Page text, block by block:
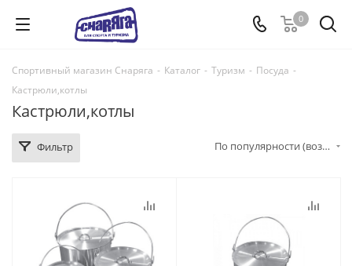
0
Спортивный магазин Снаряга - Каталог - Туризм - Посуда -
Кастрюли,котлы
Кастрюли,котлы
Фильтр По популярности (возрастание)